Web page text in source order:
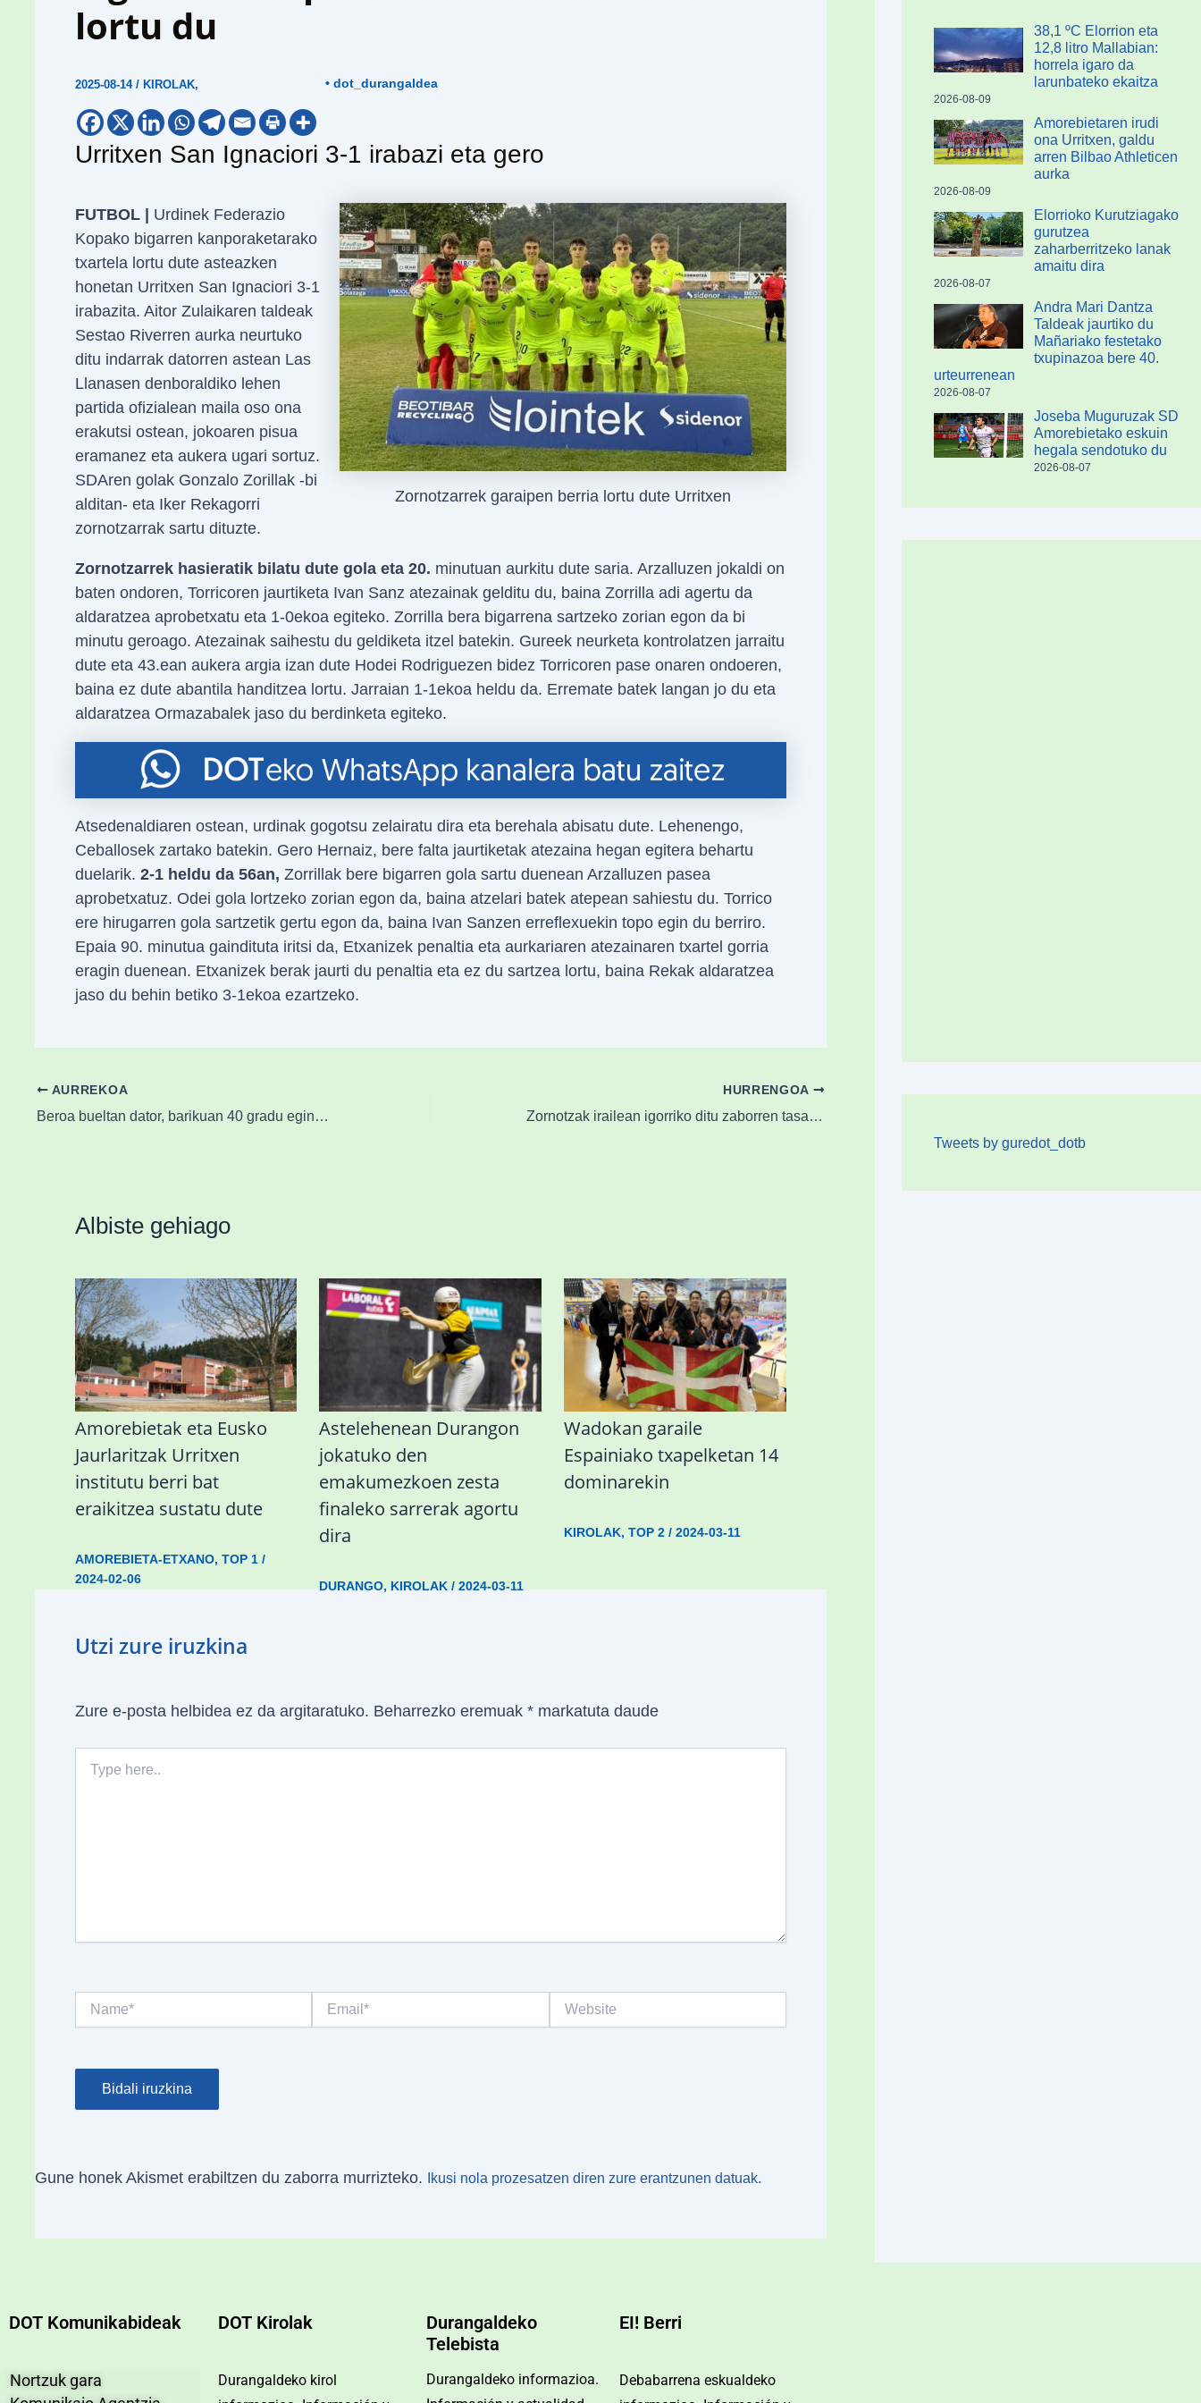
lortu du
2025-08-14 / KIROLAK, • dot_durangaldea
Urritxen San Ignaciori 3-1 irabazi eta gero
Zornotzarrek garaipen berria lortu dute Urritxen
FUTBOL | Urdinek Federazio
Kopako bigarren kanporaketarako
txartela lortu dute asteazken
honetan Urritxen San Ignaciori 3-1
irabazita. Aitor Zulaikaren taldeak
Sestao Riverren aurka neurtuko
ditu indarrak datorren astean Las
Llanasen denboraldiko lehen
partida ofizialean maila oso ona
erakutsi ostean, jokoaren pisua
eramanez eta aukera ugari sortuz.
SDAren golak Gonzalo Zorillak -bi
alditan- eta Iker Rekagorri
zornotzarrak sartu dituzte.
Zornotzarrek hasieratik bilatu dute gola eta 20. minutuan aurkitu dute saria. Arzalluzen jokaldi on
baten ondoren, Torricoren jaurtiketa Ivan Sanz atezainak gelditu du, baina Zorrilla adi agertu da
aldaratzea aprobetxatu eta 1-0ekoa egiteko. Zorrilla bera bigarrena sartzeko zorian egon da bi
minutu geroago. Atezainak saihestu du geldiketa itzel batekin. Gureek neurketa kontrolatzen jarraitu
dute eta 43.ean aukera argia izan dute Hodei Rodriguezen bidez Torricoren pase onaren ondoeren,
baina ez dute abantila handitzea lortu. Jarraian 1-1ekoa heldu da. Erremate batek langan jo du eta
aldaratzea Ormazabalek jaso du berdinketa egiteko.
Atsedenaldiaren ostean, urdinak gogotsu zelairatu dira eta berehala abisatu dute. Lehenengo,
Ceballosek zartako batekin. Gero Hernaiz, bere falta jaurtiketak atezaina hegan egitera behartu
duelarik. 2-1 heldu da 56an, Zorrillak bere bigarren gola sartu duenean Arzalluzen pasea
aprobetxatuz. Odei gola lortzeko zorian egon da, baina atzelari batek atepean sahiestu du. Torrico
ere hirugarren gola sartzetik gertu egon da, baina Ivan Sanzen erreflexuekin topo egin du berriro.
Epaia 90. minutua gaindituta iritsi da, Etxanizek penaltia eta aurkariaren atezainaren txartel gorria
eragin duenean. Etxanizek berak jaurti du penaltia eta ez du sartzea lortu, baina Rekak aldaratzea
jaso du behin betiko 3-1ekoa ezartzeko.
AURREKOA
Beroa bueltan dator, barikuan 40 gradu egingo ditu Durangaldean
HURRENGOA
Zornotzak irailean igorriko ditu zaborren tasa berriaren ordainagiriak
Albiste gehiago
Amorebietak eta Eusko
Jaurlaritzak Urritxen
institutu berri bat
eraikitzea sustatu dute
AMOREBIETA-ETXANO, TOP 1/
2024-02-06
Astelehenean Durangon
jokatuko den
emakumezkoen zesta
finaleko sarrerak agortu
dira
DURANGO, KIROLAK /2024-03-11
Wadokan garaile
Espainiako txapelketan 14
dominarekin
KIROLAK,TOP 2 /2024-03-11
Utzi zure iruzkina
Zure e-posta helbidea ez da argitaratuko. Beharrezko eremuak *markatuta daude
here..
Gune honek Akismet erabiltzen du zaborra murrizteko. Ikusi nola prozesatzen diren zure erantzunen datuak.
38,1 ºC Elorrion eta
12,8 litro Mallabian:
horrela igaro da
larunbateko ekaitza
2026-08-09
Amorebietaren irudi
ona Urritxen, galdu
arren Bilbao Athleticen
aurka
2026-08-09
Elorrioko Kurutziagako
gurutzea
zaharberritzeko lanak
amaitu dira
2026-08-07
Andra Mari Dantza
Taldeak jaurtiko du
Mañariako festetako
txupinazoa bere 40.
urteurrenean
2026-08-07
Joseba Muguruzak SD
Amorebietako eskuin
hegala sendotuko du
2026-08-07
Tweets by guredot_dotb
DOT Komunikabideak
Nortzuk gara
DOT Kirolak
Durangaldeko kirol
Durangaldeko
Telebista
Durangaldeko informazioa.
EI! Berri
Debabarrena eskualdeko